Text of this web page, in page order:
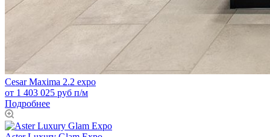
Cesar Maxima 2.2 expo
от 1 403 025 руб п/м
Подробнее